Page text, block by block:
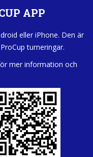
APP
eller iPhone. Den är
turneringar.
mer information och